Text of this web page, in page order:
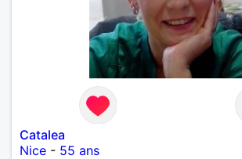
Catalea
Nice - 55 ans